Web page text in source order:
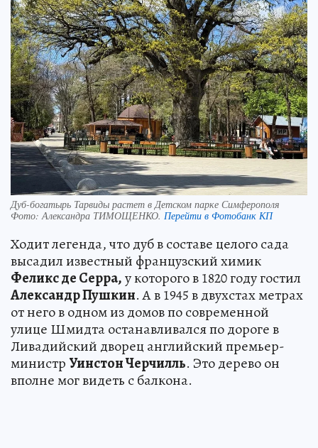
Дуб-богатырь Тарвиды растет в Детском парке Симферополя
Фото:Александра ТИМОЩЕНКО. Перейти в Фотобанк КП
Ходит легенда, что дуб в составе целого сада
высадил известный французский химик
Феликс де Серра,у которого в 1820 году гостил
Александр Пушкин. А в 1945 в двухстах метрах
от него в одном из домов по современной
улице Шмидта останавливался по дороге в
Ливадийский дворец английский премьер-
министр Уинстон Черчилль. Это дерево он
вполне мог видеть с балкона.